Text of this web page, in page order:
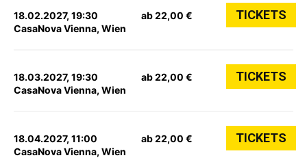
18.02.2027, 19:30
CasaNova Vienna, Wien
ab 22,00 € TICKETS
18.03.2027, 19:30
CasaNova Vienna, Wien
ab 22,00 € TICKETS
18.04.2027, 11:00
CasaNova Vienna, Wien
ab 22,00 € TICKETS